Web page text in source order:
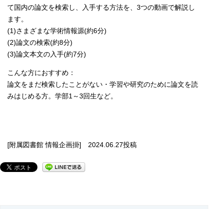
て国内の論文を検索し、入手する方法を、3つの動画で解説し
ます。
(1)さまざまな学術情報源(約6分)
(2)論文の検索(約8分)
(3)論文本文の入手(約7分)
こんな方におすすめ：
論文をまだ検索したことがない・学習や研究のために論文を読
みはじめる方。学部1～3回生など。
[附属図書館 情報企画掛] 2024.06.27投稿